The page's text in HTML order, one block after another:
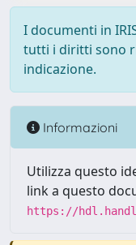
I documenti in
tutti i diritti sono
indicazione.
Informazioni
Utilizza questo
link a questo
https://